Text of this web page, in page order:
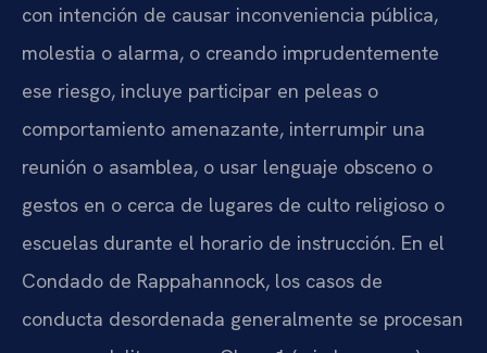
con intención de causar inconveniencia pública,
molestia o alarma, o creando imprudentemente
ese riesgo, incluye participar en peleas o
comportamiento amenazante, interrumpir una
reunión o asamblea, o usar lenguaje obsceno o
gestos en o cerca de lugares de culto religioso o
escuelas durante el horario de instrucción. En el
Condado de Rappahannock, los casos de
conducta desordenada generalmente se procesan